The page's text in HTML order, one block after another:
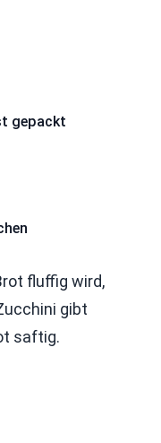
gepackt
fluffig wird,
gibt
saftig.